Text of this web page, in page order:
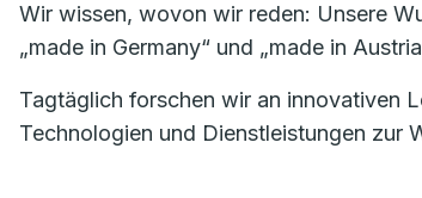
Wir wissen, wovon wir reden: Unsere
„made in Germany“ und „made in
Tagtäglich forschen wir an innovativen
Technologien und Dienstleistungen zur